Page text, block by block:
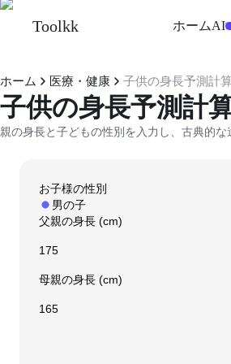
Toolkk ホームAI
ホーム 医療・健康 子供の身長予測計
子供の身長予測計
親の身長と子どもの性別を入力し、古典的
お子様の性別
男の子
父親の身長 (cm)
母親の身長 (cm)